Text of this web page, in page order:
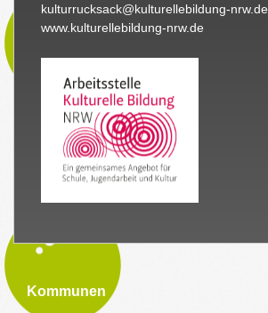
kulturrucksack@kulturellebildung-nrw.de
www.kulturellebildung-nrw.de
Kommunen